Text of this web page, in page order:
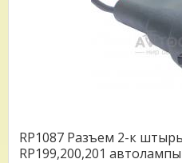
RP1087 Разъем 2-к
RP199,200,201